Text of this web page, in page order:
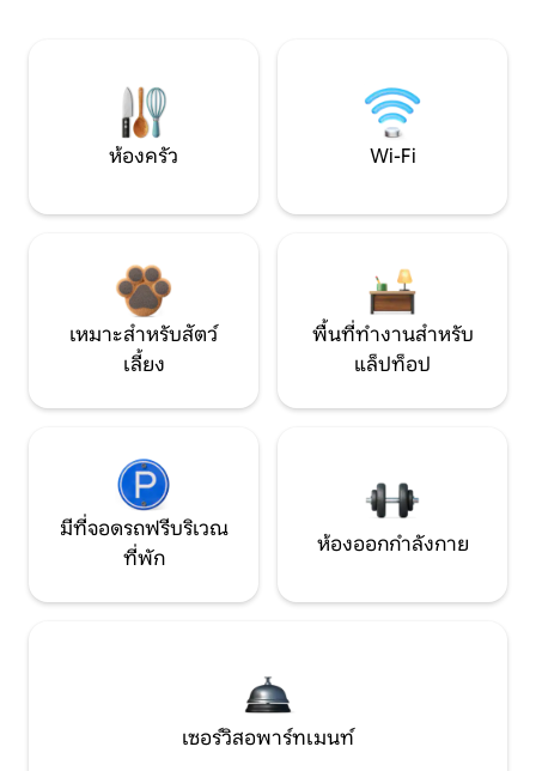
ห้องครัว Wi-Fi
เหมาะสำหรับสัตว์
เลี้ยง
พื้นที่ทำงานสำหรับ
แล็ปท็อป
มีที่จอดรถฟรีบริเวณ
ที่พัก
ห้องออกกำลังกาย
เซอร์วิสอพาร์ทเมนท์